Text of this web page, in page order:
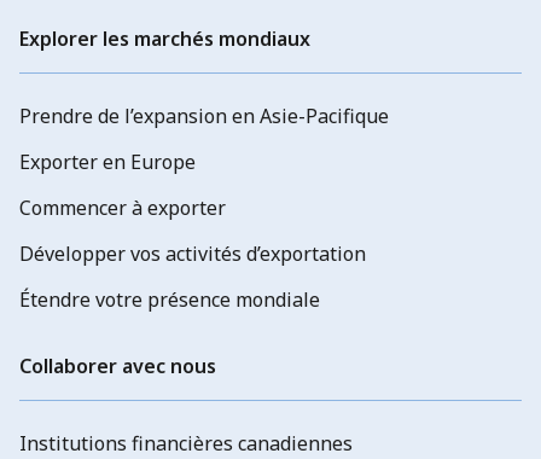
Explorer les marchés mondiaux
Prendre de l’expansion en Asie-Pacifique
Exporter en Europe
Commencer à exporter
Développer vos activités d’exportation
Étendre votre présence mondiale
Collaborer avec nous
Institutions financières canadiennes